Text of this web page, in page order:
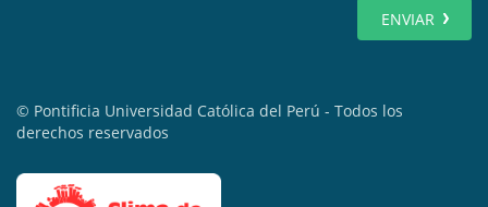
ENVIAR
© Pontificia Universidad Católica del Perú - Todos los
derechos reservados